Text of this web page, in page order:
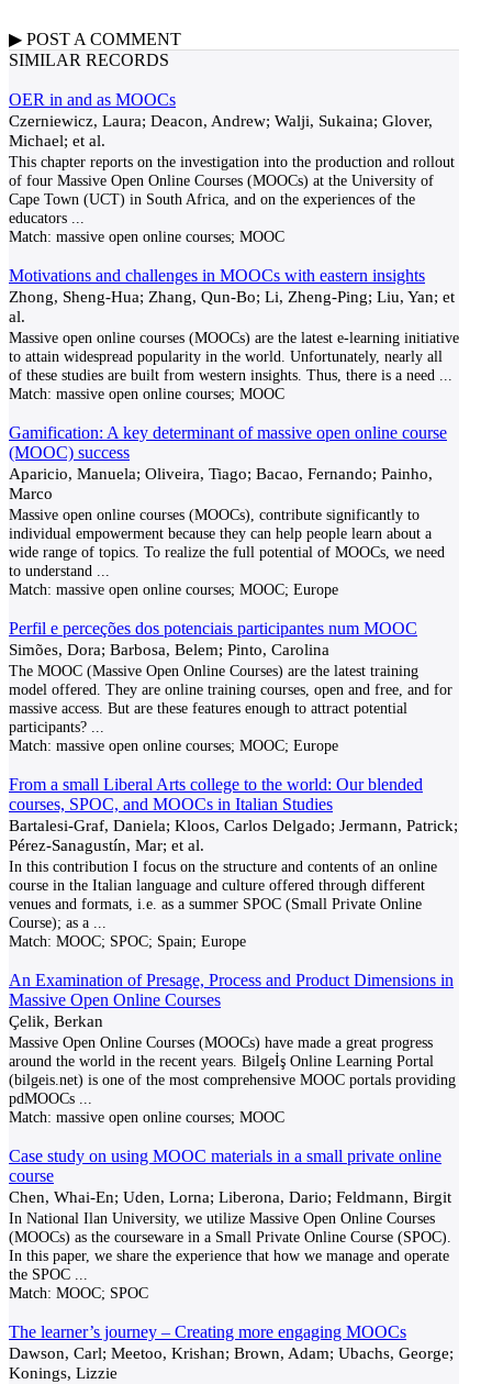
▶ POST A COMMENT
SIMILAR RECORDS
OER in and as MOOCs
Czerniewicz, Laura; Deacon, Andrew; Walji, Sukaina; Glover,
Michael; et al.
This chapter reports on the investigation into the production and rollout
of four Massive Open Online Courses (MOOCs) at the University of
Cape Town (UCT) in South Africa, and on the experiences of the
educators
Match: massive open online courses; MOOC
Motivations and challenges in MOOCs with eastern insights
Zhong, Sheng-Hua; Zhang, Qun-Bo; Li, Zheng-Ping; Liu, Yan; et
al.
Massive open online courses (MOOCs) are the latest e-learning initiative
to attain widespread popularity in the world. Unfortunately, nearly all
of these studies are built from western insights. Thus, there is a need
Match: massive open online courses; MOOC
Gamification: A key determinant of massive open online course
(MOOC) success
Aparicio, Manuela; Oliveira, Tiago; Bacao, Fernando; Painho,
Marco
Massive open online courses (MOOCs), contribute significantly to
individual empowerment because they can help people learn about a
wide range of topics. To realize the full potential of MOOCs, we need
to understand
Match: massive open online courses; MOOC; Europe
Perfil e perceções dos potenciais participantes num MOOC
Simões, Dora; Barbosa, Belem; Pinto, Carolina
The MOOC (Massive Open Online Courses) are the latest training
model offered. They are online training courses, open and free, and for
massive access. But are these features enough to attract potential
participants?
Match: massive open online courses; MOOC; Europe
From a small Liberal Arts college to the world: Our blended
courses, SPOC, and MOOCs in Italian Studies
Bartalesi-Graf, Daniela; Kloos, Carlos Delgado; Jermann, Patrick;
Pérez-Sanagustín, Mar; et al.
In this contribution I focus on the structure and contents of an online
course in the Italian language and culture offered through different
venues and formats, i.e. as a summer SPOC (Small Private Online
Course); as a
Match: MOOC; SPOC; Spain; Europe
An Examination of Presage, Process and Product Dimensions in
Massive Open Online Courses
Çelik, Berkan
Massive Open Online Courses (MOOCs) have made a great progress
around the world in the recent years. Bilgeİş Online Learning Portal
(bilgeis.net) is one of the most comprehensive MOOC portals providing
pdMOOCs
Match: massive open online courses; MOOC
Case study on using MOOC materials in a small private online
course
Chen, Whai-En; Uden, Lorna; Liberona, Dario; Feldmann, Birgit
In National Ilan University, we utilize Massive Open Online Courses
(MOOCs) as the courseware in a Small Private Online Course (SPOC).
In this paper, we share the experience that how we manage and operate
the SPOC
Match: MOOC; SPOC
The learner’s journey – Creating more engaging MOOCs
Dawson, Carl; Meetoo, Krishan; Brown, Adam; Ubachs, George;
Konings, Lizzie